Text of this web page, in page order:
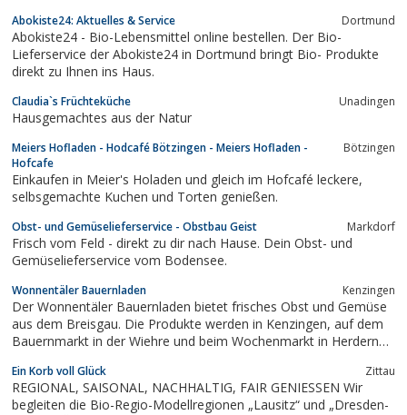
Abokiste24: Aktuelles & Service Dortmund
Abokiste24 - Bio-Lebensmittel online bestellen. Der Bio-
Lieferservice der Abokiste24 in Dortmund bringt Bio- Produkte
direkt zu Ihnen ins Haus.
Claudia`s Früchteküche Unadingen
Hausgemachtes aus der Natur
Meiers Hofladen - Hodcafé Bötzingen - Meiers Hofladen -
Hofcafe
Bötzingen
Einkaufen in Meier's Holaden und gleich im Hofcafé leckere,
selbsgemachte Kuchen und Torten genießen.
Obst- und Gemüselieferservice - Obstbau Geist Markdorf
Frisch vom Feld - direkt zu dir nach Hause. Dein Obst- und
Gemüselieferservice vom Bodensee.
Wonnentäler Bauernladen Kenzingen
Der Wonnentäler Bauernladen bietet frisches Obst und Gemüse
aus dem Breisgau. Die Produkte werden in Kenzingen, auf dem
Bauernmarkt in der Wiehre und beim Wochenmarkt in Herdern
Ein Korb voll Glück Zittau
REGIONAL, SAISONAL, NACHHALTIG, FAIR GENIESSEN Wir
begleiten die Bio-Regio-Modellregionen „Lausitz“ und „Dresden-